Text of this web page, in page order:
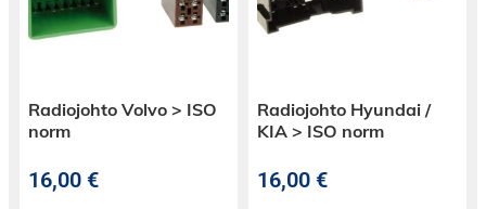
Radiojohto Volvo > ISO
norm
16,00€
Radiojohto Hyundai /
KIA > ISO norm
16,00€